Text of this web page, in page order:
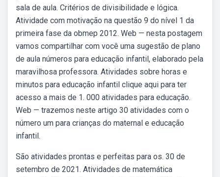
sala de aula. Critérios de divisibilidade e lógica.
Atividade com motivação na questão 9 do nível 1 da
primeira fase da obmep 2012. Web — nesta postagem
vamos compartilhar com você uma sugestão de plano
de aula números para educação infantil, elaborado pela
maravilhosa professora. Atividades sobre horas e
minutos para educação infantil clique aqui para ter
acesso a mais de 1. 000 atividades para educação.
Web — trazemos neste artigo 30 atividades com o
número um para crianças do maternal e educação
infantil.
São atividades prontas e perfeitas para os. 30 de
setembro de 2021. Atividades de matemática